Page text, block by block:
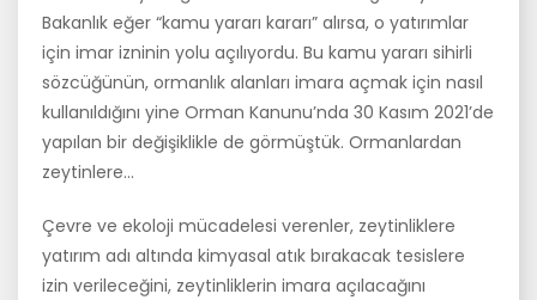
Bakanlık eğer “kamu yararı kararı” alırsa, o yatırımlar
için imar izninin yolu açılıyordu. Bu kamu yararı sihirli
sözcüğünün, ormanlık alanları imara açmak için nasıl
kullanıldığını yine Orman Kanunu’nda 30 Kasım 2021’de
yapılan bir değişiklikle de görmüştük. Ormanlardan
zeytinlere…
Çevre ve ekoloji mücadelesi verenler, zeytinliklere
yatırım adı altında kimyasal atık bırakacak tesislere
izin verileceğini, zeytinliklerin imara açılacağını